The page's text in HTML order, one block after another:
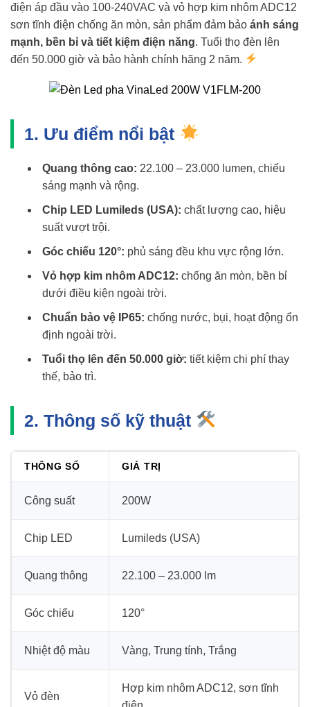
điện áp đầu vào 100-240VAC và vỏ hợp kim nhôm ADC12
sơn tĩnh điện chống ăn mòn, sản phẩm đảm bảo ánh sáng
mạnh, bền bỉ và tiết kiệm điện năng. Tuổi thọ đèn lên
đến 50.000 giờ và bảo hành chính hãng 2 năm.
1. Ưu điểm nổi bật
Quang thông cao: 22.100 – 23.000 lumen, chiếu
sáng mạnh và rộng.
Chip LED Lumileds (USA): chất lượng cao, hiệu
suất vượt trội.
Góc chiếu 120°: phủ sáng đều khu vực rộng lớn.
Vỏ hợp kim nhôm ADC12: chống ăn mòn, bền bỉ
dưới điều kiện ngoài trời.
Chuẩn bảo vệ IP65: chống nước, bụi, hoạt động ổn
định ngoài trời.
Tuổi thọ lên đến 50.000 giờ: tiết kiệm chi phí thay
thế, bảo trì.
2. Thông số kỹ thuật
THÔNG SỐ GIÁ TRỊ
Công suất 200W
Chip LED Lumileds (USA)
Quang thông 22.100 – 23.000 lm
Góc chiếu 120°
Nhiệt độ màu Vàng, Trung tính, Trắng
Vỏ đèn
Hợp kim nhôm ADC12, sơn tĩnh